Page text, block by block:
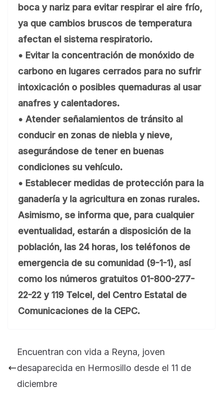
boca y nariz para evitar respirar el aire frío,
ya que cambios bruscos de temperatura
afectan el sistema respiratorio.
• Evitar la concentración de monóxido de
carbono en lugares cerrados para no sufrir
intoxicación o posibles quemaduras al usar
anafres y calentadores.
• Atender señalamientos de tránsito al
conducir en zonas de niebla y nieve,
asegurándose de tener en buenas
condiciones su vehículo.
• Establecer medidas de protección para la
ganadería y la agricultura en zonas rurales.
Asimismo, se informa que, para cualquier
eventualidad, estarán a disposición de la
población, las 24 horas, los teléfonos de
emergencia de su comunidad (9-1-1), así
como los números gratuitos 01-800-277-
22-22 y 119 Telcel, del Centro Estatal de
Comunicaciones de la CEPC.
Encuentran con vida a Reyna, joven
desaparecida en Hermosillo desde el 11 de
diciembre